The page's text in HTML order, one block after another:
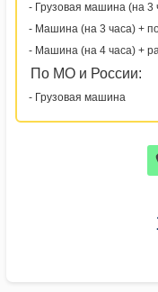
- Грузовая машина (на 3
- Машина (на 3 часа) +
- Машина (на 4 часа) +
По МО и России:
- Грузовая машина